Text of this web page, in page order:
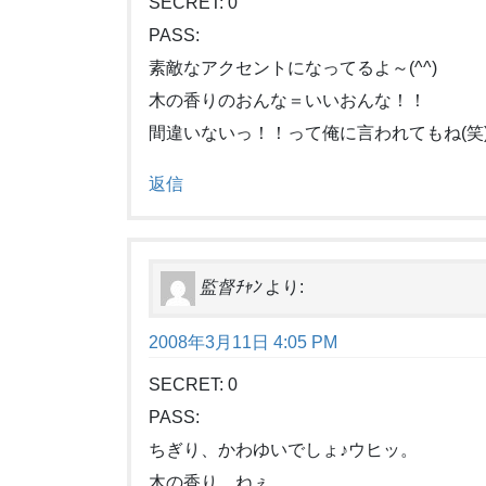
PASS:
素敵なアクセントになってるよ～(^^)
木の香りのおんな＝いいおんな！！
間違いないっ！！って俺に言われてもね(
返信
監督ﾁｬﾝ より:
2008年3月11日 4:05 PM
SECRET: 0
PASS:
ちぎり、かわゆいでしょ♪ウヒッ。